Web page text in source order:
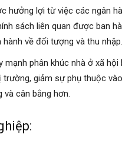
hưởng lợi từ việc các ngân
sách liên quan được ban
về đối tượng và thu nhập.
mạnh phân khúc nhà ở xã
giảm sự phụ thuộc
cân bằng hơn.